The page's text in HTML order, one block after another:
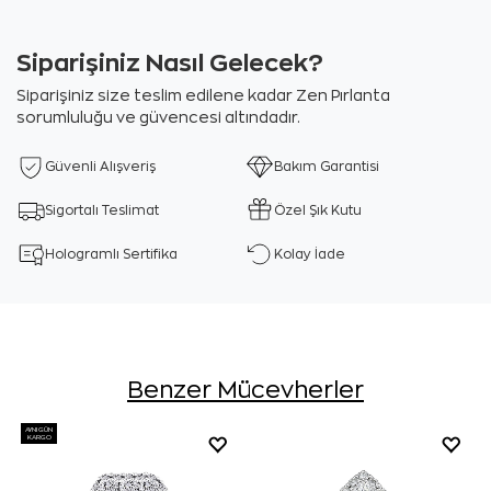
Siparişiniz Nasıl Gelecek?
Siparişiniz size teslim edilene kadar Zen Pırlanta
sorumluluğu ve güvencesi altındadır.
Güvenli Alışveriş Bakım Garantisi
Sigortalı Teslimat Özel Şık Kutu
Hologramlı Sertifika Kolay İade
Benzer Mücevherler
AYNI GÜN
KARGO